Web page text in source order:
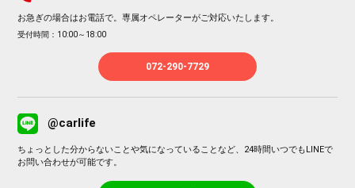
お急ぎの場合はお電話で。専属オペレーターがご対応いたします。
受付時間：10:00～18:00
072-290-7729
@carlife
ちょっとした分からないことや気になっていることなど、24時間いつでもLINEで
お問い合わせが可能です。